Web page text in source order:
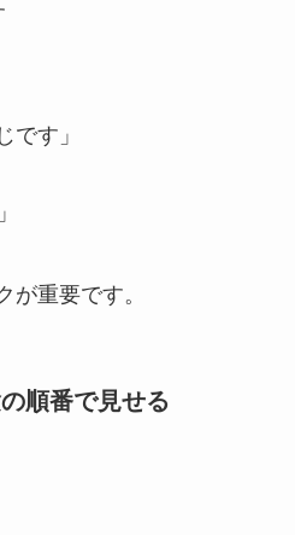
です」
が重要です。
順番で見せる